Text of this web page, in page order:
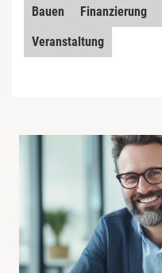
Bauen Finanzierung
Veranstaltung